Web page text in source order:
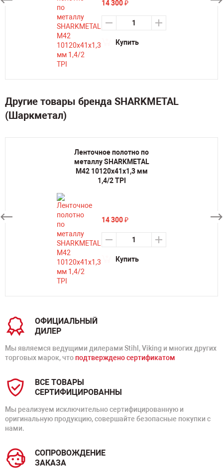
14 300₽
Купить
Другие товары бренда SHARKMETAL
(Шаркметал)
Ленточное полотно по
металлу SHARKMETAL
M42 10120х41х1,3 мм
1,4/2 TPI
14 300₽
Купить
ОФИЦИАЛЬНЫЙ
ДИЛЕР
Мы являемся ведущими дилерами Stihl, Viking и многих других
торговых марок, что подтверждено сертификатом
ВСЕ ТОВАРЫ
СЕРТИФИЦИРОВАННЫ
Мы реализуем исключительно сертифицированную и
оригинальную продукцию, совершайте безопасные покупки с
нами.
СОПРОВОЖДЕНИЕ
ЗАКАЗА